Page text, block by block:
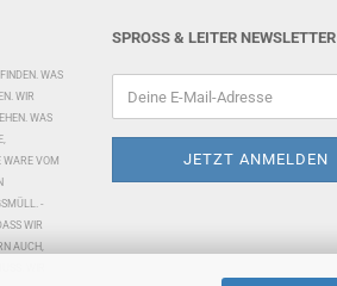
WAS
WIR
WAS
WARE VOM
-
WIR
AUCH,
SPROSS & LEITER NEWSLETTER